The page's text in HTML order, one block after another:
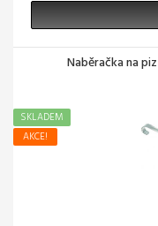
Naběračka na
AKCE!
SKLADEM